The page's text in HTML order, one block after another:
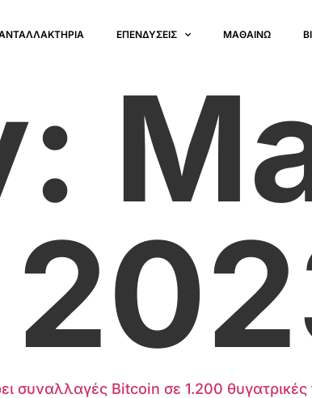
ΕΠΕΝΔΥΣΕΙΣ ΜΑΘΑΙΝΩ
συναλλαγές Bitcoin σε 1.200